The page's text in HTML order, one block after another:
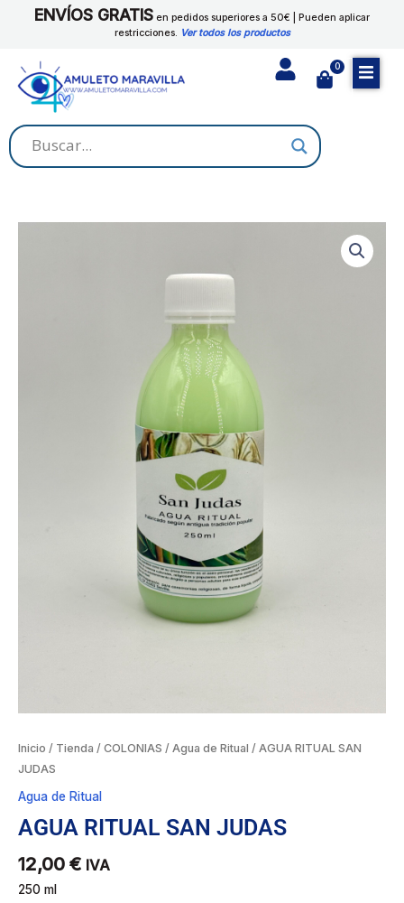
ENVÍOS GRATIS en pedidos superiores a 50€ | Pueden aplicar
restricciones. Ver todos los productos
0
Cart
Inicio / Tienda / COLONIAS / Agua de Ritual / AGUA RITUAL SAN
JUDAS
Agua de Ritual
AGUA RITUAL SAN JUDAS
12,00 € IVA
250 ml
JUDAS